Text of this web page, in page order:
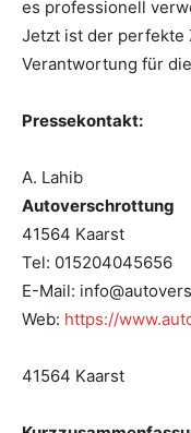
es professionell
Jetzt ist der perfekte
Verantwortung für
Pressekontakt:
A. Lahib
Autoverschrottung
41564 Kaarst
Tel: 015204045656
E-Mail:
Web: https://
41564 Kaarst